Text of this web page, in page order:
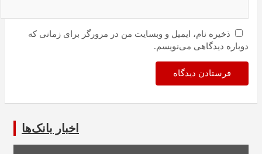
ذخیره نام، ایمیل و وبسایت من در مرورگر برای زمانی که
دوباره دیدگاهی می‌نویسم.
اخبار بانک‌ها